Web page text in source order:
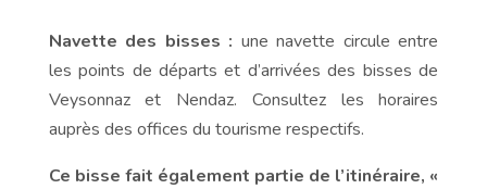
Navette des bisses : une navette circule entre
les points de départs et d’arrivées des bisses de
Veysonnaz et Nendaz. Consultez les horaires
auprès des offices du tourisme respectifs.
Ce bisse fait également partie de l’itinéraire, «